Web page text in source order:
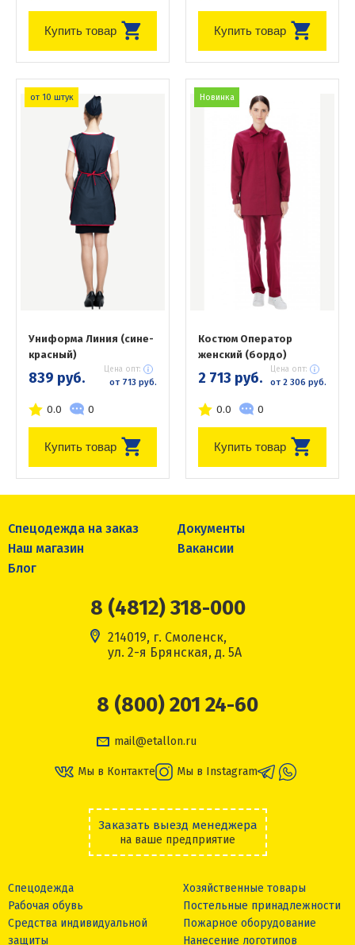
Купить товар Купить товар
от 10 штук
Униформа Линия (сине-
красный)
839 руб. Цена опт:
от 713 руб.
0.0 0
Купить товар
Новинка
Костюм Оператор
женский (бордо)
2 713 руб. Цена опт:
от 2 306 руб.
0.0 0
Купить товар
Спецодежда на заказ
Документы
Наш магазин
Вакансии
Блог
8 (4812) 318-000
214019, г. Смоленск,
ул. 2-я Брянская, д. 5А
8 (800) 201 24-60
mail@etallon.ru
Мы в Контакте Мы в Instagram
Заказать выезд менеджера
на ваше предприятие
Спецодежда
Рабочая обувь
Средства индивидуальной
защиты
Хозяйственные товары
Постельные принадлежности
Пожарное оборудование
Нанесение логотипов